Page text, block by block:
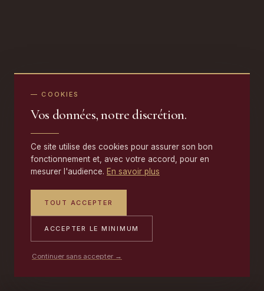
— COOKIES
Vos données, notre discrétion.
Ce site utilise des cookies pour assurer son bon
fonctionnement et, avec votre accord, pour en
mesurer l'audience. En savoir plus
TOUT ACCEPTER
ACCEPTER LE MINIMUM
Continuer sans accepter →